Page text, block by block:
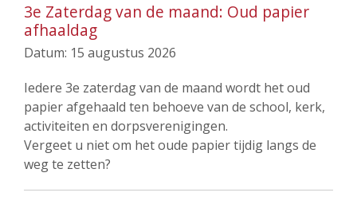
3e Zaterdag van de maand: Oud papier
afhaaldag
Datum: 15 augustus 2026
Iedere 3e zaterdag van de maand wordt het oud
papier afgehaald ten behoeve van de school, kerk,
activiteiten en dorpsverenigingen.
Vergeet u niet om het oude papier tijdig langs de
weg te zetten?